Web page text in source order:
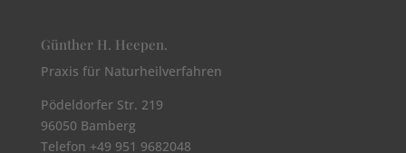
Günther H. Heepen.
Praxis für Naturheilverfahren
Pödeldorfer Str. 219
96050 Bamberg
Telefon +49 951 9682048